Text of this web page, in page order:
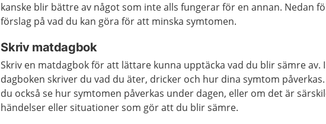
kanske blir bättre av något som inte alls fungerar för en annan. Nedan
förslag på vad du kan göra för att minska symtomen.
Skriv matdagbok
Skriv en matdagbok för att lättare kunna upptäcka vad du blir sämre av. I
dagboken skriver du vad du äter, dricker och hur dina symtom påverkas.
du också se hur symtomen påverkas under dagen, eller om det är
händelser eller situationer som gör att du blir sämre.